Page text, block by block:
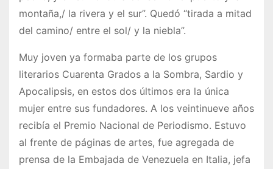
montaña,/ la rivera y el sur”. Quedó “tirada a mitad
del camino/ entre el sol/ y la niebla”.
Muy joven ya formaba parte de los grupos
literarios Cuarenta Grados a la Sombra, Sardio y
Apocalipsis, en estos dos últimos era la única
mujer entre sus fundadores. A los veintinueve años
recibía el Premio Nacional de Periodismo. Estuvo
al frente de páginas de artes, fue agregada de
prensa de la Embajada de Venezuela en Italia, jefa